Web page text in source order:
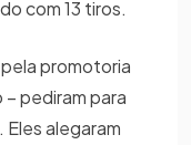
com 13 tiros.
promotoria
– pediram para
alegaram